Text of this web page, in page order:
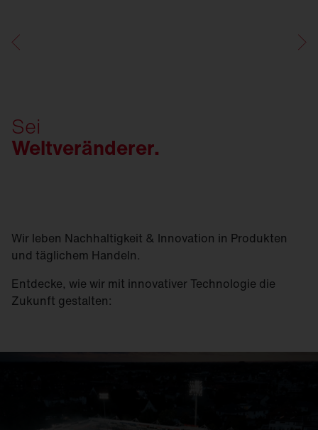
Sei
Weltveränderer.
Wir leben Nachhaltigkeit & Innovation in Produkten
und täglichem Handeln.
Entdecke, wie wir mit innovativer Technologie die
Zukunft gestalten: